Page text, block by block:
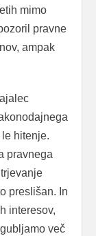
mimo
pravne
ampak
hitenje.
pravnega
preslišan. In
interesov,
več